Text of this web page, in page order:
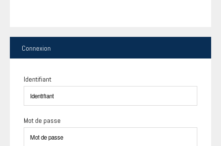
Connexion
Identifiant
Mot de passe